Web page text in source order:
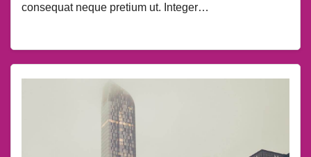
consequat neque pretium ut. Integer…